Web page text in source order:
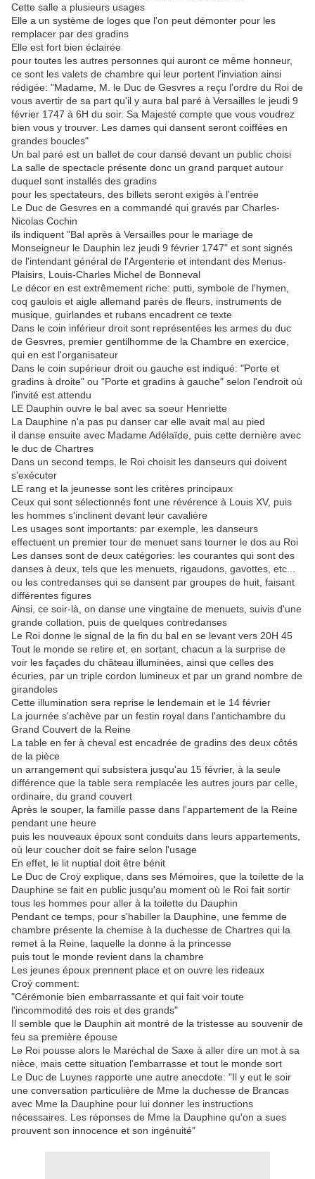
Cette salle a plusieurs usages
Elle a un système de loges que l'on peut démonter pour les
remplacer par des gradins
Elle est fort bien éclairée
pour toutes les autres personnes qui auront ce même honneur,
ce sont les valets de chambre qui leur portent l'inviation ainsi
rédigée: "Madame, M. le Duc de Gesvres a reçu l'ordre du Roi de
vous avertir de sa part qu'il y aura bal paré à Versailles le jeudi 9
février 1747 à 6H du soir. Sa Majesté compte que vous voudrez
bien vous y trouver. Les dames qui dansent seront coiffées en
grandes boucles"
Un bal paré est un ballet de cour dansé devant un public choisi
La salle de spectacle présente donc un grand parquet autour
duquel sont installés des gradins
pour les spectateurs, des billets seront exigés à l'entrée
Le Duc de Gesvres en a commandé qui gravés par Charles-
Nicolas Cochin
ils indiquent "Bal après à Versailles pour le mariage de
Monseigneur le Dauphin lez jeudi 9 février 1747" et sont signés
de l'intendant général de l'Argenterie et intendant des Menus-
Plaisirs, Louis-Charles Michel de Bonneval
Le décor en est extrêmement riche: putti, symbole de l'hymen,
coq gaulois et aigle allemand parés de fleurs, instruments de
musique, guirlandes et rubans encadrent ce texte
Dans le coin inférieur droit sont représentées les armes du duc
de Gesvres, premier gentilhomme de la Chambre en exercice,
qui en est l'organisateur
Dans le coin supérieur droit ou gauche est indiqué: "Porte et
gradins à droite" ou "Porte et gradins à gauche" selon l'endroit où
l'invité est attendu
LE Dauphin ouvre le bal avec sa soeur Henriette
La Dauphine n'a pas pu danser car elle avait mal au pied
il danse ensuite avec Madame Adélaïde, puis cette dernière avec
le duc de Chartres
Dans un second temps, le Roi choisit les danseurs qui doivent
s'exécuter
LE rang et la jeunesse sont les critères principaux
Ceux qui sont sélectionnés font une révérence à Louis XV, puis
les hommes s'inclinent devant leur cavalière
Les usages sont importants: par exemple, les danseurs
effectuent un premier tour de menuet sans tourner le dos au Roi
Les danses sont de deux catégories: les courantes qui sont des
danses à deux, tels que les menuets, rigaudons, gavottes, etc...
ou les contredanses qui se dansent par groupes de huit, faisant
différentes figures
Ainsi, ce soir-là, on danse une vingtaine de menuets, suivis d'une
grande collation, puis de quelques contredanses
Le Roi donne le signal de la fin du bal en se levant vers 20H 45
Tout le monde se retire et, en sortant, chacun a la surprise de
voir les façades du château illuminées, ainsi que celles des
écuries, par un triple cordon lumineux et par un grand nombre de
girandoles
Cette illumination sera reprise le lendemain et le 14 février
La journée s'achève par un festin royal dans l'antichambre du
Grand Couvert de la Reine
La table en fer à cheval est encadrée de gradins des deux côtés
de la pièce
un arrangement qui subsistera jusqu'au 15 février, à la seule
différence que la table sera remplacée les autres jours par celle,
ordinaire, du grand couvert
Après le souper, la famille passe dans l'appartement de la Reine
pendant une heure
puis les nouveaux époux sont conduits dans leurs appartements,
où leur coucher doit se faire selon l'usage
En effet, le lit nuptial doit être bénit
Le Duc de Croÿ explique, dans ses Mémoires, que la toilette de la
Dauphine se fait en public jusqu'au moment où le Roi fait sortir
tous les hommes pour aller à la toilette du Dauphin
Pendant ce temps, pour s'habiller la Dauphine, une femme de
chambre présente la chemise à la duchesse de Chartres qui la
remet à la Reine, laquelle la donne à la princesse
puis tout le monde revient dans la chambre
Les jeunes époux prennent place et on ouvre les rideaux
Croÿ comment:
"Cérémonie bien embarrassante et qui fait voir toute
l'incommodité des rois et des grands"
Il semble que le Dauphin ait montré de la tristesse au souvenir de
feu sa première épouse
Le Roi pousse alors le Maréchal de Saxe à aller dire un mot à sa
nièce, mais cette situation l'embarrasse et tout le monde sort
Le Duc de Luynes rapporte une autre anecdote: "Il y eut le soir
une conversation particulière de Mme la duchesse de Brancas
avec Mme la Dauphine pour lui donner les instructions
nécessaires. Les réponses de Mme la Dauphine qu'on a sues
prouvent son innocence et son ingénuité"